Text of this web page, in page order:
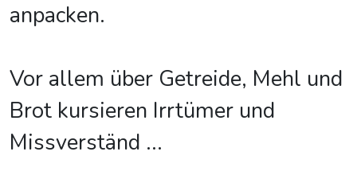
anpacken.
Vor allem über Getreide, Mehl und
Brot kursieren Irrtümer und
Missverständ ...